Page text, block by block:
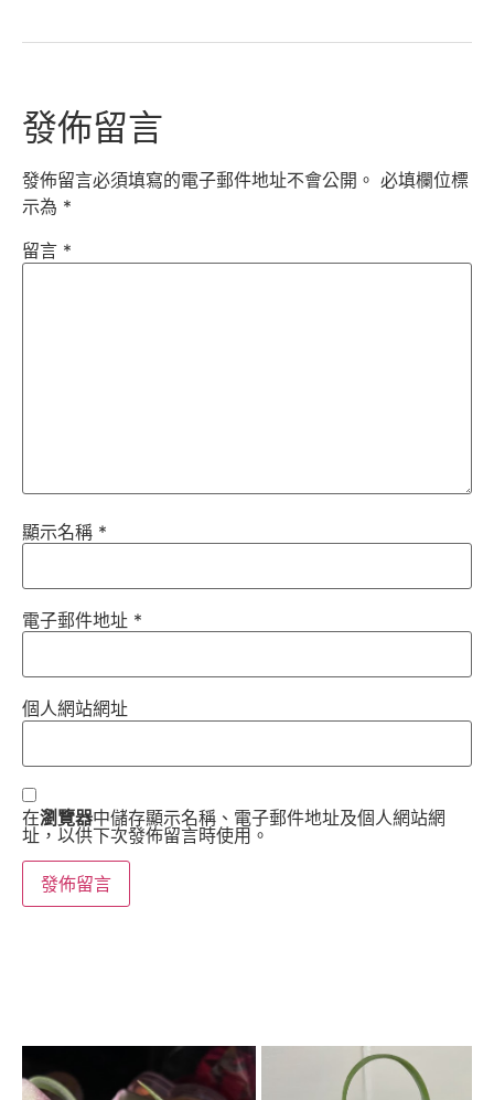
發佈留言
發佈留言必須填寫的電子郵件地址不會公開。 必填欄位標
示為 *
留言 *
顯示名稱 *
電子郵件地址 *
個人網站網址
在瀏覽器中儲存顯示名稱、電子郵件地址及個人網站網
址，以供下次發佈留言時使用。